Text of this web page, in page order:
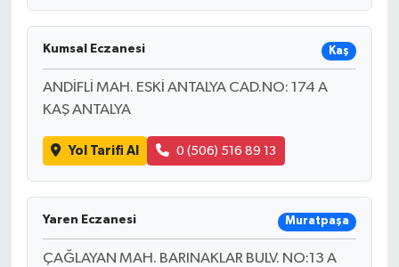
Kumsal Eczanesi Kaş
ANDİFLİ MAH. ESKİ ANTALYA CAD.NO: 174 A
KAŞ ANTALYA
Yol Tarifi Al 0 (506) 516 89 13
Yaren Eczanesi Muratpaşa
ÇAĞLAYAN MAH. BARINAKLAR BULV. NO:13 A